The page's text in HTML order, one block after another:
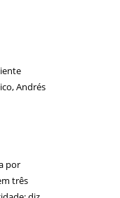
Andrés
por
três